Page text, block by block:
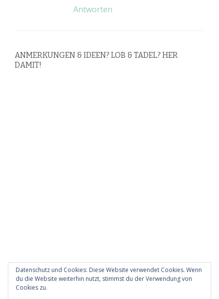
Antworten
ANMERKUNGEN & IDEEN? LOB & TADEL? HER
DAMIT!
Datenschutz und Cookies: Diese Website verwendet Cookies. Wenn
du die Website weiterhin nutzt, stimmst du der Verwendung von
Cookies zu.